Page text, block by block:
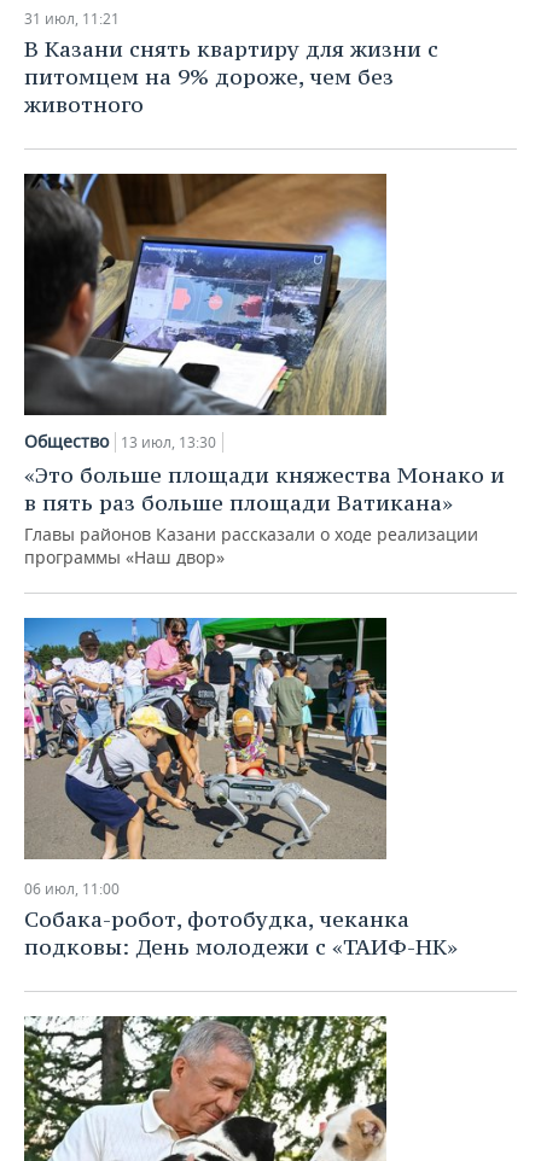
НЕФТЕХИМИЯ
НЕФТЬ
ОПК
ЭНЕРГЕТИКА
РОЗНИЧНАЯ ТОРГОВЛЯ
ТРАНСПОРТ
УСЛУГИ
НОВОСТИ ТЕХНОЛОГИЙ
IT
МЕДИА
ТЕЛЕКОММУНИКАЦИИ
МЕРОПРИЯТИЯ
НОВОСТИ МЕРОПРИЯТИЙ
ВЫЕЗДНАЯ РЕДАКЦИЯ
БИЗНЕС-БРАНЧИ
ONLINE-КОНФЕРЕНЦИИ
ОТКРЫТАЯ ЛЕКЦИЯ
СПОРТ
НОВОСТИ СПОРТА
ФУТБОЛ
ХОККЕЙ
БАСКЕТБОЛ
ВОЛЕЙБОЛ
КИБЕРСПОРТ
ФИГУРНОЕ КАТАНИЕ
ВОДНЫЕ ВИДЫ СПОРТА
ХОККЕЙ С МЯЧОМ
ОБЩЕСТВО
НОВОСТИ ОБЩЕСТВА
ВЛАСТЬ
ИНФРАСТРУКТУРА
ИСТОРИЯ
КУЛЬТУРА
МЕДИЦИНА
ОБРАЗОВАНИЕ
ПРОИСШЕСТВИЯ
ФОТОГАЛЕРЕЯ
СЮЖЕТЫ
СПРАВОЧНИК
СПИСОК ПЕРСОН
СПИСОК КОМПАНИЙ
ПОЛНАЯ ВЕРСИЯ
31 июл, 11:21
В Казани снять квартиру для жизни с
питомцем на 9% дороже, чем без
животного
Общество 13 июл, 13:30
«Это больше площади княжества Монако и
в пять раз больше площади Ватикана»
Главы районов Казани рассказали о ходе реализации
программы «Наш двор»
06 июл, 11:00
Собака-робот, фотобудка, чеканка
подковы: День молодежи с «ТАИФ-НК»